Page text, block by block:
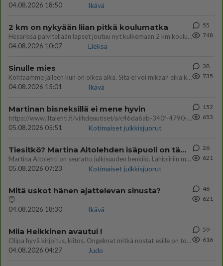
04.08.2026 18:50
Ikävä
2 km on nykyään liian pitkä koulumatka
Hesarissa päivitellään lapset joutuu nyt kulkemaan 2 km kouluun jösses. Ruostefillarilla tuo matka menee vaikka miten äk
04.08.2026 10:07
Lieksa
55
748
Sinulle mies
Kohtaamme jälleen kun on oikea aika. Sitä ei voi mikään eikä kukaan estää <3 <3
04.08.2026 15:01
Ikävä
38
735
Martinan bisneksillä ei mene hyvin
https://www.iltalehti.fi/viihdeuutiset/a/c46da6ab-340f-4790-aaa7-0865eed2336 Yrityksen konkurssihakemus on tullut kärä
05.08.2026 05:51
Kotimaiset julkkisjuorut
152
653
Tiesitkö? Martina Aitolehden isäpuoli on tämä suosittu laulaja
Martina Aitolehti on seurattu julkisuuden henkilö. Lähipiiriin mahtuu muitakin tunnettuja henkilöitä. Tiesitkö, että Ma
05.08.2026 07:23
Kotimaiset julkkisjuorut
26
621
Mitä uskot hänen ajattelevan sinusta?
😇
04.08.2026 18:30
Ikävä
46
621
Miia Heikkinen avautui !
Olipa hyvä kirjoitus, kiitos. Ongelmat mitkä nostat esille on todellisia ja tämä ylimielisyys totta ja se näkyy kaikessa
04.08.2026 04:27
Judo
59
616